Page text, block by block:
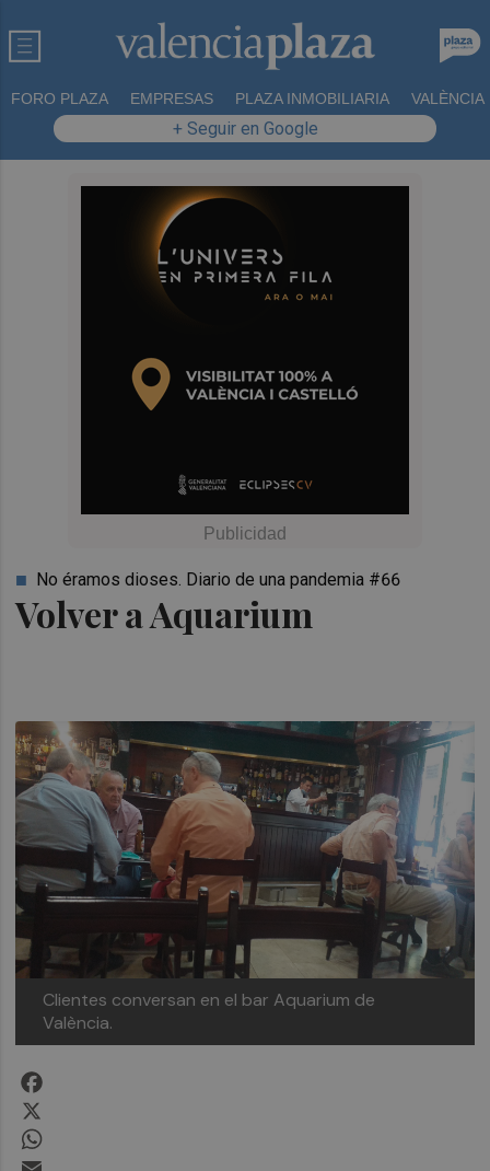
FORO PLAZA EMPRESAS PLAZA INMOBILIARIA VALÈNCIA
+ Seguir en Google
Volver a Aquarium
No éramos dioses. Diario de una pandemia #66
Clientes conversan en el bar Aquarium de
València.